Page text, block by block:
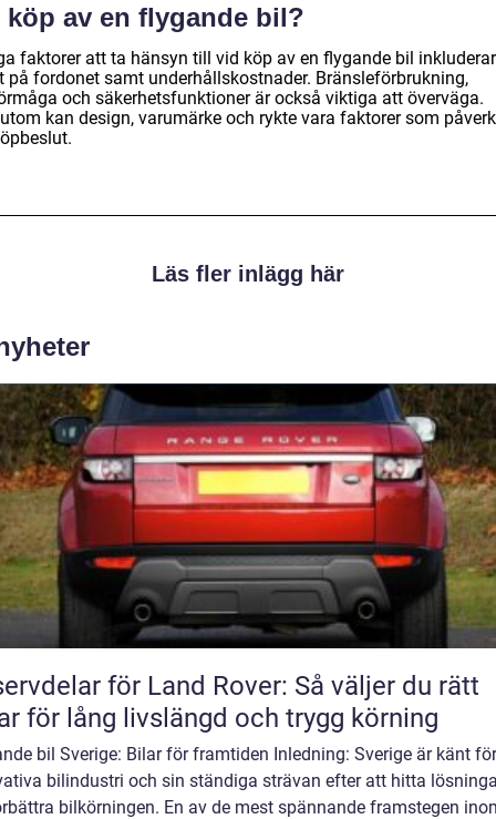
köp av en flygande bil?
faktorer att ta hänsyn till vid köp av en flygande bil inkluderar
på fordonet samt underhållskostnader. Bränsleförbrukning,
och säkerhetsfunktioner är också viktiga att överväga.
kan design, varumärke och rykte vara faktorer som
Läs fler inlägg här
för Land Rover: Så väljer du rätt
för lång livslängd och trygg körning
bil Sverige: Bilar för framtiden Inledning: Sverige är känt
bilindustri och sin ständiga strävan efter att hitta
bilkörningen. En av de mest spännande framstegen